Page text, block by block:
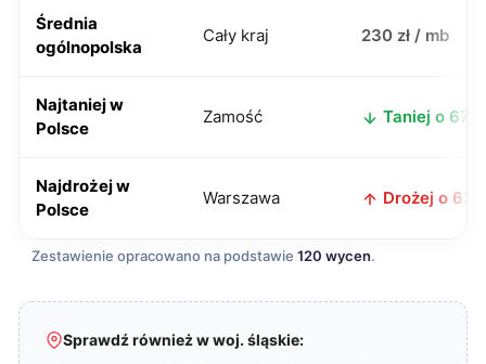
Średnia
ogólnopolska
Cały kraj 230 zł / mb
Najtaniej w
Polsce
Zamość Taniej o 67 zł
Najdrożej w
Polsce
Warszawa Drożej o 63
Zestawienie opracowano na podstawie 120 wycen.
Sprawdź również w woj. śląskie: